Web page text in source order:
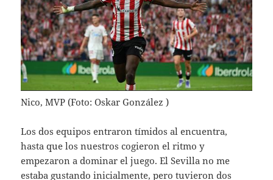
Nico, MVP (Foto: Oskar González )
Los dos equipos entraron tímidos al encuentra,
hasta que los nuestros cogieron el ritmo y
empezaron a dominar el juego. El Sevilla no me
estaba gustando inicialmente, pero tuvieron dos